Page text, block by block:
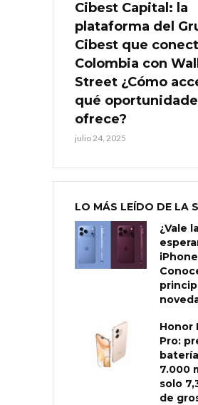
Cibest Capital: la
plataforma del
Cibest que
Colombia con
Street ¿Cómo
qué
ofrece?
julio 24, 2025
LO MÁS LEÍDO DE LA
¿Vale
Honor
Pro:
7.000
solo
de